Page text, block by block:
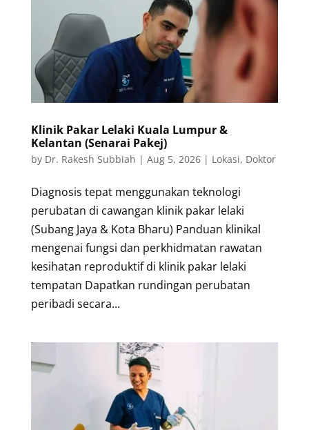
Klinik Pakar Lelaki Kuala Lumpur &
Kelantan (Senarai Pakej)
by Dr. Rakesh Subbiah | Aug 5, 2026| Lokasi, Doktor
Diagnosis tepat menggunakan teknologi
perubatan di cawangan klinik pakar lelaki
(Subang Jaya & Kota Bharu) Panduan klinikal
mengenai fungsi dan perkhidmatan rawatan
kesihatan reproduktif di klinik pakar lelaki
tempatan Dapatkan rundingan perubatan
peribadi secara...